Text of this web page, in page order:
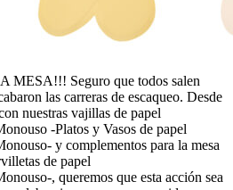
MESA!!! Seguro que todos salen
las carreras de escaqueo. Desde
nuestras vajillas de papel
-Platos y Vasos de papel
y complementos para la mesa
de papel
, queremos que esta acción sea